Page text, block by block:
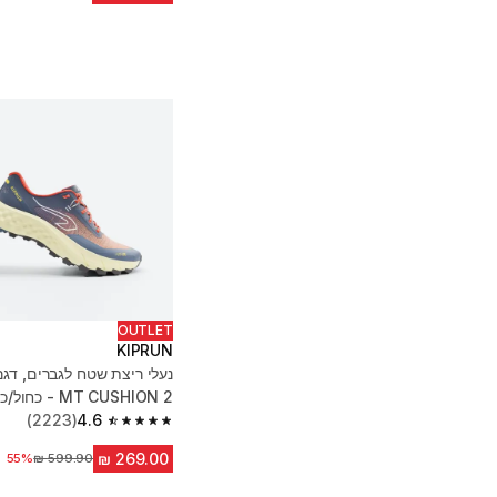
OUTLET
KIPRUN
MT CUSHION 2 - כחול/כתום
4.6
4.6 out of 5 stars from 2223 reviews
(2223)
מחיר לפני הנחה
55%